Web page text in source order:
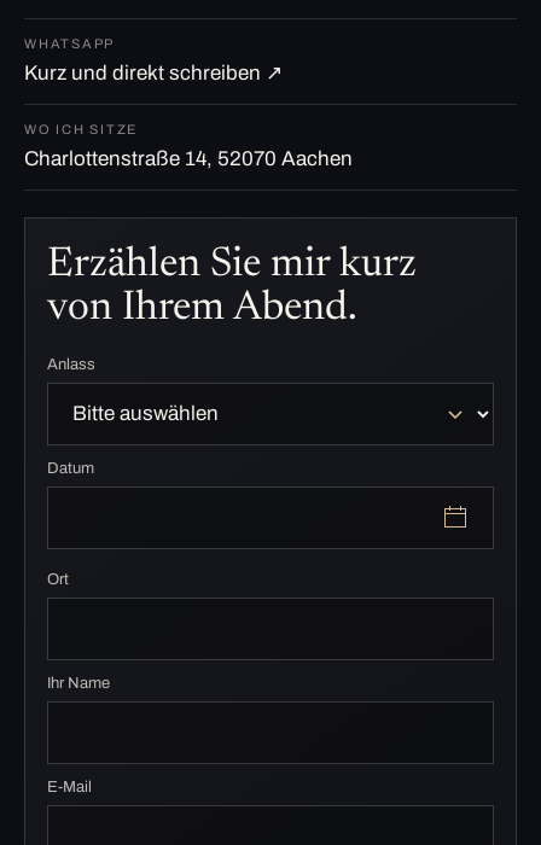
WHATSAPP
Kurz und direkt schreiben ↗
WO ICH SITZE
Charlottenstraße 14, 52070 Aachen
Erzählen Sie mir kurz
von Ihrem Abend.
Anlass
Datum
Ort
Ihr Name
E-Mail